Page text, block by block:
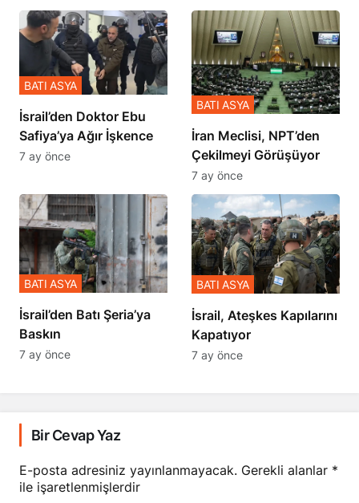
İsrail’den Doktor Ebu
Safiya’ya Ağır İşkence
BATI ASYA
7 ay önce
İran Meclisi, NPT’den
Çekilmeyi Görüşüyor
BATI ASYA
7 ay önce
​​​​​​​İsrail’den Batı Şeria’ya
Baskın
BATI ASYA
7 ay önce
İsrail, Ateşkes Kapılarını
Kapatıyor
BATI ASYA
7 ay önce
Bir Cevap Yaz
E-posta adresiniz yayınlanmayacak. Gerekli alanlar *
ile işaretlenmişlerdir